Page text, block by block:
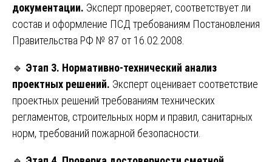
документации. Эксперт проверяет, соответствует ли
состав и оформление ПСД требованиям Постановления
Правительства РФ № 87 от 16.02.2008.
🔹 Этап 3. Нормативно-технический анализ
проектных решений. Эксперт оценивает соответствие
проектных решений требованиям технических
регламентов, строительных норм и правил, санитарных
норм, требований пожарной безопасности.